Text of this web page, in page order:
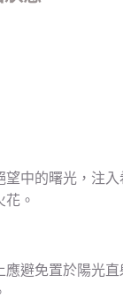
望中的曙光，注
花。
應避免置於陽光直